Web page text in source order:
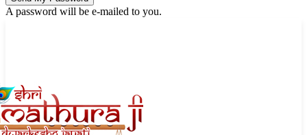
A password will be e-mailed to you.